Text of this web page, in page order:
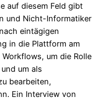
auf diesem Feld gibt
und Nicht-Informatiker
eintägigen
in die Plattform am
um die Rolle
um als
bearbeiten,
Ein Interview von